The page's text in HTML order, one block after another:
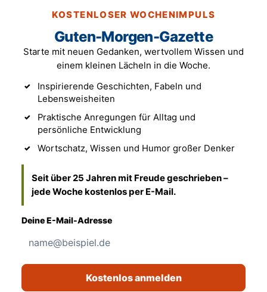
KOSTENLOSER WOCHENIMPULS
Guten-Morgen-Gazette
Starte mit neuen Gedanken, wertvollem Wissen und
einem kleinen Lächeln in die Woche.
Inspirierende Geschichten, Fabeln und
Lebensweisheiten
Praktische Anregungen für Alltag und
persönliche Entwicklung
Wortschatz, Wissen und Humor großer Denker
Seit über 25 Jahren mit Freude geschrieben –
jede Woche kostenlos per E-Mail.
Deine E-Mail-Adresse
Kostenlos anmelden